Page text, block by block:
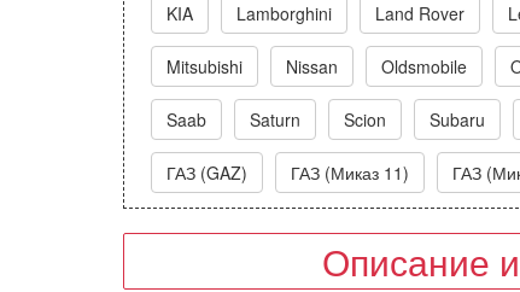
KIA Lamborghini Land Rover
Mitsubishi Nissan Oldsmobile
Saab Saturn Scion Subaru
ГАЗ (GAZ) ГАЗ (Миказ 11) ГАЗ
Описание